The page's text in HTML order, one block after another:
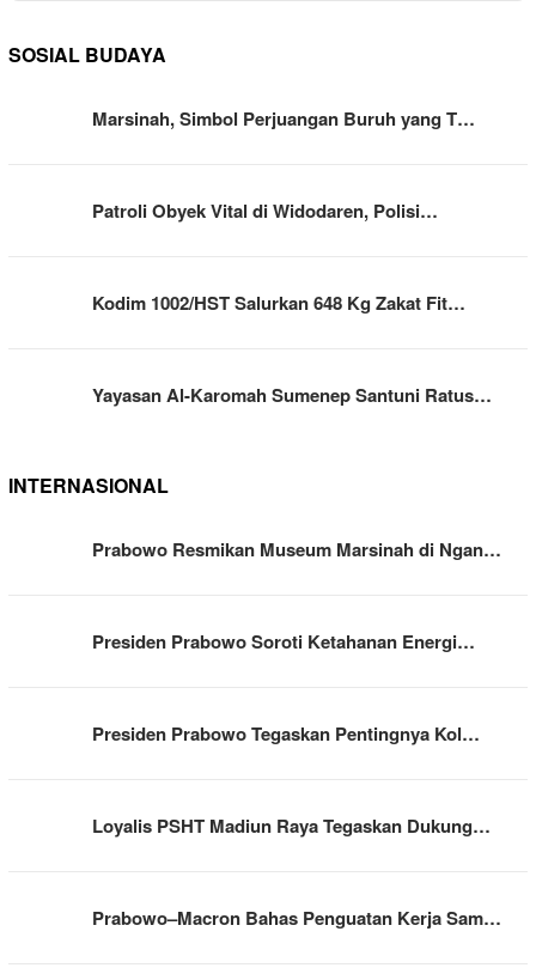
SOSIAL BUDAYA
Marsinah, Simbol Perjuangan Buruh yang T…
Patroli Obyek Vital di Widodaren, Polisi…
Kodim 1002/HST Salurkan 648 Kg Zakat Fit…
Yayasan Al-Karomah Sumenep Santuni Ratus…
INTERNASIONAL
Prabowo Resmikan Museum Marsinah di Ngan…
Presiden Prabowo Soroti Ketahanan Energi…
Presiden Prabowo Tegaskan Pentingnya Kol…
Loyalis PSHT Madiun Raya Tegaskan Dukung…
Prabowo–Macron Bahas Penguatan Kerja Sam…